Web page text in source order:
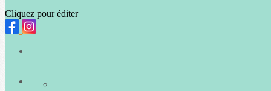
Cliquez pour éditer